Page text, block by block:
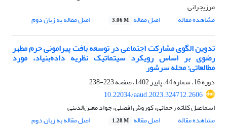
مرزیجرانی
مشاهده مقاله
اصل مقاله 3.06 M اصل مقاله به زبان دوم
تدوین الگوی مشارکت اجتماعی در توسعه بافت پیرامونی حرم مطهر
رضوی بر اساس رویکرد سیتماتیک نظریه داده‌‌بنیاد، مورد
مطالعاتی: محله سرشور
دوره 16، شماره 44، پاییز 1402، صفحه
223-238
10.22034/aaud.2023.324712.2606
اسماعیل کلاته رحمانی، کوروش افضلی، جواد معین‌الدینی
مشاهده مقاله
اصل مقاله 1.28 M اصل مقاله به زبان دوم